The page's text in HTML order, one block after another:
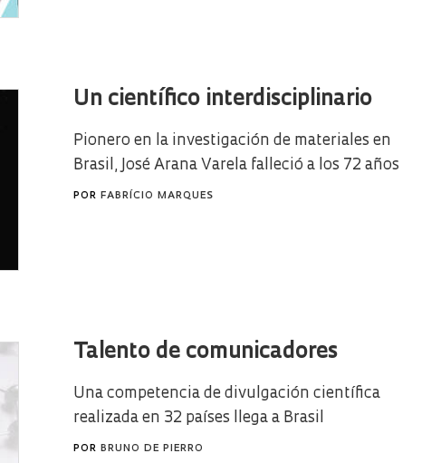
Un científico interdisciplinario
Pionero en la investigación de materiales en
Brasil, José Arana Varela falleció a los 72 años
POR FABRÍCIO MARQUES
Talento de comunicadores
Una competencia de divulgación científica
realizada en 32 países llega a Brasil
POR BRUNO DE PIERRO